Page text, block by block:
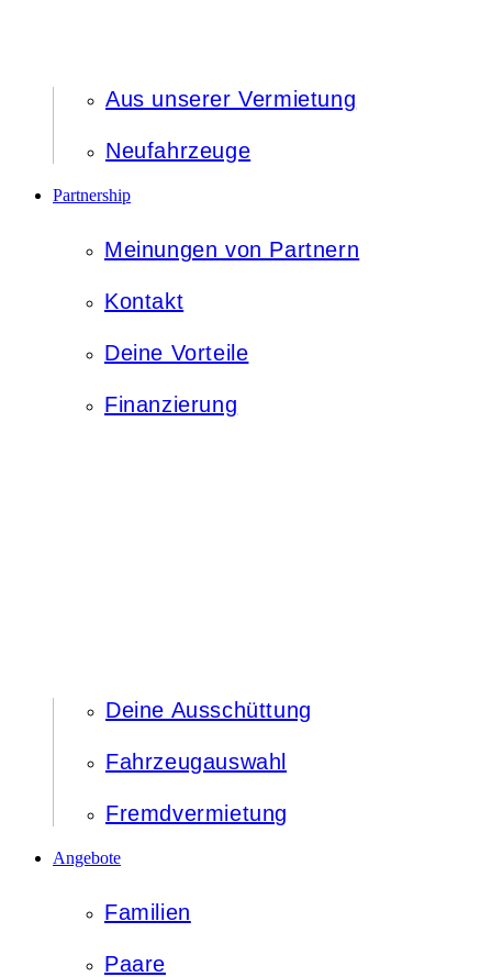
Aus unserer Vermietung
Neufahrzeuge
Partnership
Meinungen von Partnern
Kontakt
Deine Vorteile
Finanzierung
Deine Ausschüttung
Fahrzeugauswahl
Fremdvermietung
Angebote
Familien
Paare